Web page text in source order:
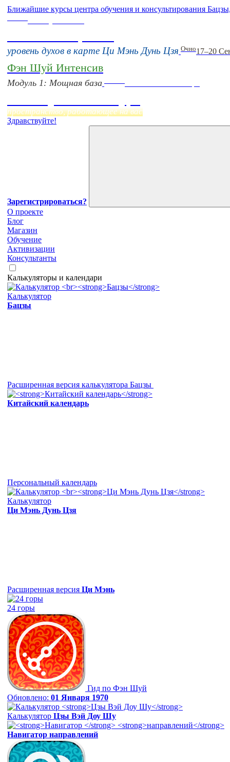
Ближайшие курсы центра обучения и консультирования
уровень духов в карте Ци Мэнь Дунь Цзя Очно17–20
Фэн Шуй Интенсив
Модуль 1: Мощная база
пространство, работающее на вас
Здравствуйте!
Зарегистрироваться?
О проекте
Блог
Магазин
Обучение
Активизации
Консультанты
Калькуляторы и календари
Калькулятор
Бацзы
Расширенная версия калькулятора Бацзы
Китайский календарь
Персональный календарь
Калькулятор
Ци Мэнь Дунь Цзя
Расширенная версия Ци Мэнь
24 горы
Гид по Фэн Шуй
Обновлено: 01 Января 1970
Калькулятор Цзы Вэй Доу Шу
Навигатор направлений